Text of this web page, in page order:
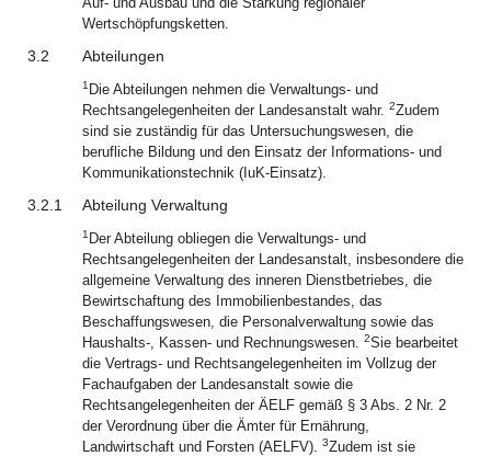
Wertschöpfungsketten.
3.2 Abteilungen
1 Die Abteilungen nehmen die Verwaltungs- und
Rechtsangelegenheiten der Landesanstalt wahr. 2Zudem
sind sie zuständig für das Untersuchungswesen, die
berufliche Bildung und den Einsatz der Informations- und
Kommunikationstechnik (IuK-Einsatz).
3.2.1 Abteilung Verwaltung
1 Der Abteilung obliegen die Verwaltungs- und
Rechtsangelegenheiten der Landesanstalt, insbesondere die
allgemeine Verwaltung des inneren Dienstbetriebes, die
Bewirtschaftung des Immobilienbestandes, das
Beschaffungswesen, die Personalverwaltung sowie das
Haushalts-, Kassen- und Rechnungswesen. 2Sie bearbeitet
die Vertrags- und Rechtsangelegenheiten im Vollzug der
Fachaufgaben der Landesanstalt sowie die
Rechtsangelegenheiten der ÄELF gemäß § 3 Abs. 2 Nr. 2
der Verordnung über die Ämter für Ernährung,
Landwirtschaft und Forsten (AELFV). 3Zudem ist sie